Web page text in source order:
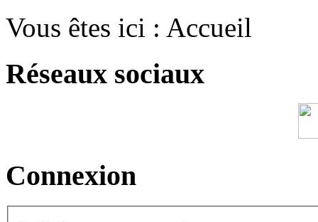
Vous êtes ici : Accueil
Réseaux sociaux
Connexion